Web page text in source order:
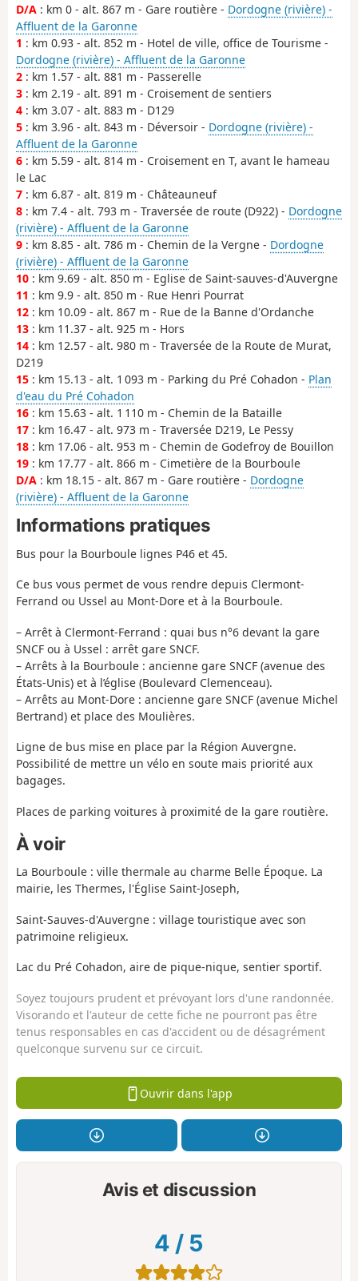
D/A : km 0 - alt. 867 m - Gare routière - Dordogne (rivière) -
Affluent de la Garonne
1 : km 0.93 - alt. 852 m - Hotel de ville, office de Tourisme -
Dordogne (rivière) - Affluent de la Garonne
2 : km 1.57 - alt. 881 m - Passerelle
3 : km 2.19 - alt. 891 m - Croisement de sentiers
4 : km 3.07 - alt. 883 m - D129
5 : km 3.96 - alt. 843 m - Déversoir - Dordogne (rivière) -
Affluent de la Garonne
6 : km 5.59 - alt. 814 m - Croisement en T, avant le hameau
le Lac
7 : km 6.87 - alt. 819 m - Châteauneuf
8 : km 7.4 - alt. 793 m - Traversée de route (D922) - Dordogne
(rivière) - Affluent de la Garonne
9 : km 8.85 - alt. 786 m - Chemin de la Vergne - Dordogne
(rivière) - Affluent de la Garonne
10 : km 9.69 - alt. 850 m - Eglise de Saint-sauves-d'Auvergne
11 : km 9.9 - alt. 850 m - Rue Henri Pourrat
12 : km 10.09 - alt. 867 m - Rue de la Banne d'Ordanche
13 : km 11.37 - alt. 925 m - Hors
14 : km 12.57 - alt. 980 m - Traversée de la Route de Murat,
D219
15 : km 15.13 - alt. 1 093 m - Parking du Pré Cohadon - Plan
d'eau du Pré Cohadon
16 : km 15.63 - alt. 1 110 m - Chemin de la Bataille
17 : km 16.47 - alt. 973 m - Traversée D219, Le Pessy
18 : km 17.06 - alt. 953 m - Chemin de Godefroy de Bouillon
19 : km 17.77 - alt. 866 m - Cimetière de la Bourboule
D/A : km 18.15 - alt. 867 m - Gare routière - Dordogne
(rivière) - Affluent de la Garonne
Informations pratiques
Bus pour la Bourboule lignes P46 et 45.
Ce bus vous permet de vous rendre depuis Clermont-
Ferrand ou Ussel au Mont-Dore et à la Bourboule.
– Arrêt à Clermont-Ferrand : quai bus n°6 devant la gare
SNCF ou à Ussel : arrêt gare SNCF.
– Arrêts à la Bourboule : ancienne gare SNCF (avenue des
États-Unis) et à l’église (Boulevard Clemenceau).
– Arrêts au Mont-Dore : ancienne gare SNCF (avenue Michel
Bertrand) et place des Moulières.
Ligne de bus mise en place par la Région Auvergne.
Possibilité de mettre un vélo en soute mais priorité aux
bagages.
Places de parking voitures à proximité de la gare routière.
À voir
La Bourboule : ville thermale au charme Belle Époque. La
mairie, les Thermes, l'Église Saint-Joseph,
Saint-Sauves-d'Auvergne : village touristique avec son
patrimoine religieux.
Lac du Pré Cohadon, aire de pique-nique, sentier sportif.
Soyez toujours prudent et prévoyant lors d'une randonnée.
Visorando et l'auteur de cette fiche ne pourront pas être
tenus responsables en cas d'accident ou de désagrément
quelconque survenu sur ce circuit.
Ouvrir dans l'app
Avis et discussion
4 / 5